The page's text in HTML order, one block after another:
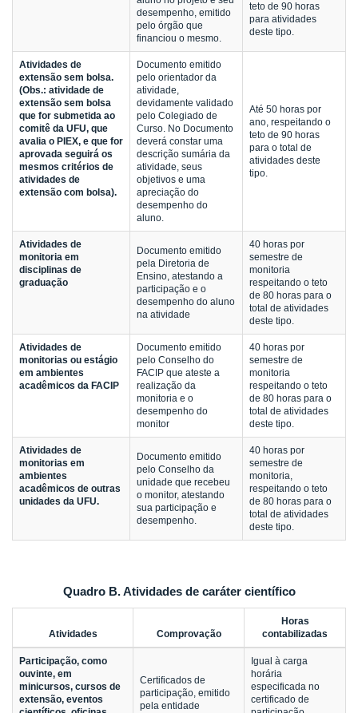
desempenho, emitido
pelo órgão que
financiou o mesmo.
teto de 90 horas
para atividades
deste tipo.
Atividades de
extensão sem bolsa.
(Obs.: atividade de
extensão sem bolsa
que for submetida ao
comitê da UFU, que
avalia o PIEX, e que for
aprovada seguirá os
mesmos critérios de
atividades de
extensão com bolsa).
Documento emitido
pelo orientador da
atividade,
devidamente validado
pelo Colegiado de
Curso. No Documento
deverá constar uma
descrição sumária da
atividade, seus
objetivos e uma
apreciação do
desempenho do
aluno.
Até 50 horas por
ano, respeitando o
teto de 90 horas
para o total de
atividades deste
tipo.
Atividades de
monitoria em
disciplinas de
graduação
Documento emitido
pela Diretoria de
Ensino, atestando a
participação e o
desempenho do aluno
na atividade
40 horas por
semestre de
monitoria
respeitando o teto
de 80 horas para o
total de atividades
deste tipo.
Atividades de
monitorias ou estágio
em ambientes
acadêmicos da FACIP
Documento emitido
pelo Conselho do
FACIP que ateste a
realização da
monitoria e o
desempenho do
monitor
40 horas por
semestre de
monitoria
respeitando o teto
de 80 horas para o
total de atividades
deste tipo.
Atividades de
monitorias em
ambientes
acadêmicos de outras
unidades da UFU.
Documento emitido
pelo Conselho da
unidade que recebeu
o monitor, atestando
sua participação e
desempenho.
40 horas por
semestre de
monitoria,
respeitando o teto
de 80 horas para o
total de atividades
deste tipo.
Quadro B. Atividades de caráter científico
Atividades Comprovação
Horas
contabilizadas
Participação, como
ouvinte, em
minicursos, cursos de
extensão, eventos
Certificados de
participação, emitido
pela entidade
Igual à carga
horária
especificada no
certificado de